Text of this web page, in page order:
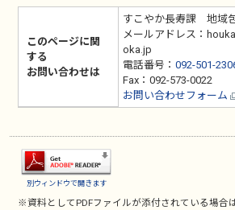
このページに関
する
お問い合わせは
すこやか長寿課 地域
メールアドレス：
oka.jp
電話番号： 092-501-
Fax：092-573-0022
お問い合わせフォーム
別ウィンドウで開きます
※資料としてPDFファイルが添付されている場合